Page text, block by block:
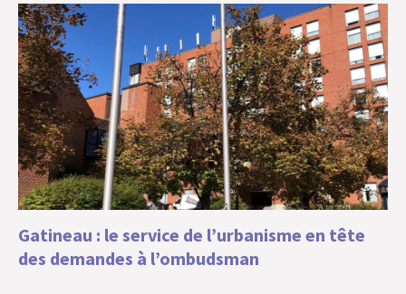
Gatineau : le service de l’urbanisme en tête
des demandes à l’ombudsman